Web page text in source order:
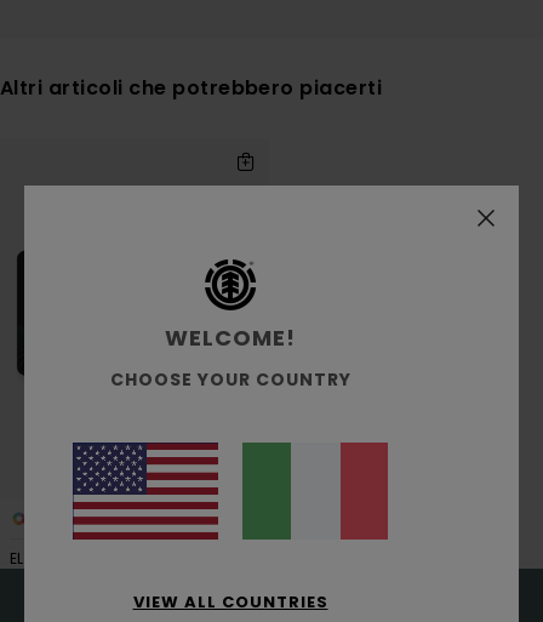
Altri articoli che potrebbero piacerti
criteri
visualizza
ELVIGCE1 M BLK -
WELCOME!
CHOOSE YOUR COUNTRY
VIEW ALL COUNTRIES